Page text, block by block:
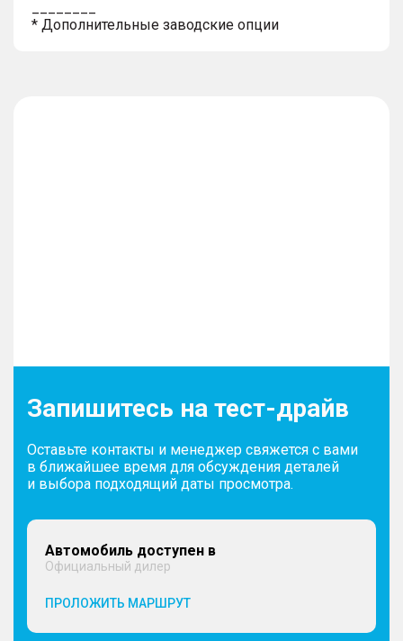
* Дополнительные заводские опции
Запишитесь на тест-драйв
Оставьте контакты и менеджер свяжется с вами
в ближайшее время для обсуждения деталей
и выбора подходящий даты просмотра.
Автомобиль доступен в
Официальный дилер
ПРОЛОЖИТЬ МАРШРУТ